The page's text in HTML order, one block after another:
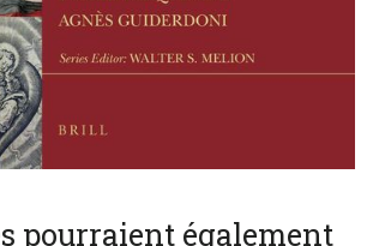
pourraient également